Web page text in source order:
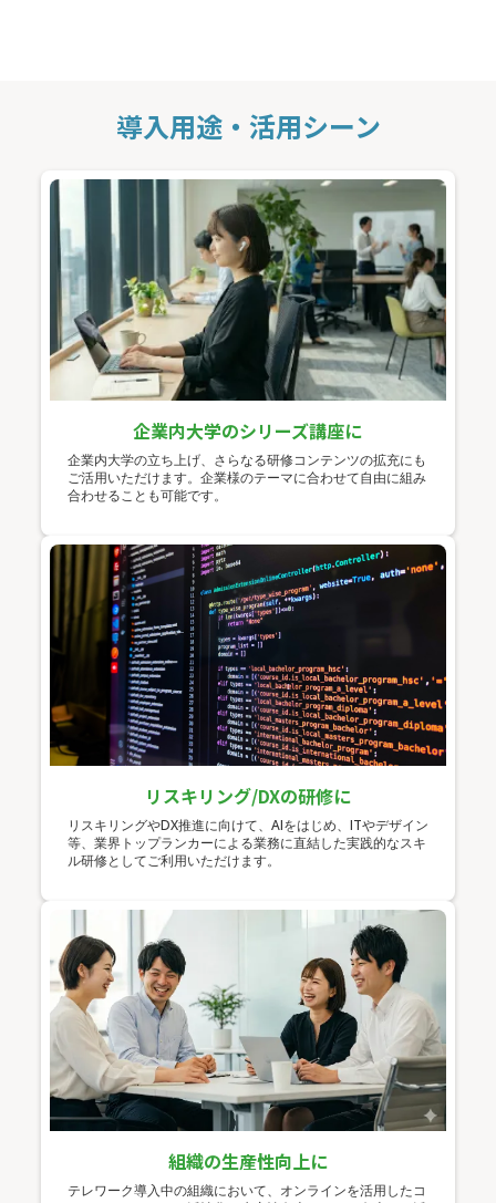
導入用途・活用シーン
企業内大学のシリーズ講座に
企業内大学の立ち上げ、さらなる研修コンテンツの拡充にも
ご活用いただけます。企業様のテーマに合わせて自由に組み
合わせることも可能です。
リスキリング/DXの研修に
リスキリングやDX推進に向けて、AIをはじめ、ITやデザイン
等、業界トップランカーによる業務に直結した実践的なスキ
ル研修としてご利用いただけます。
組織の生産性向上に
テレワーク導入中の組織において、オンラインを活用したコ